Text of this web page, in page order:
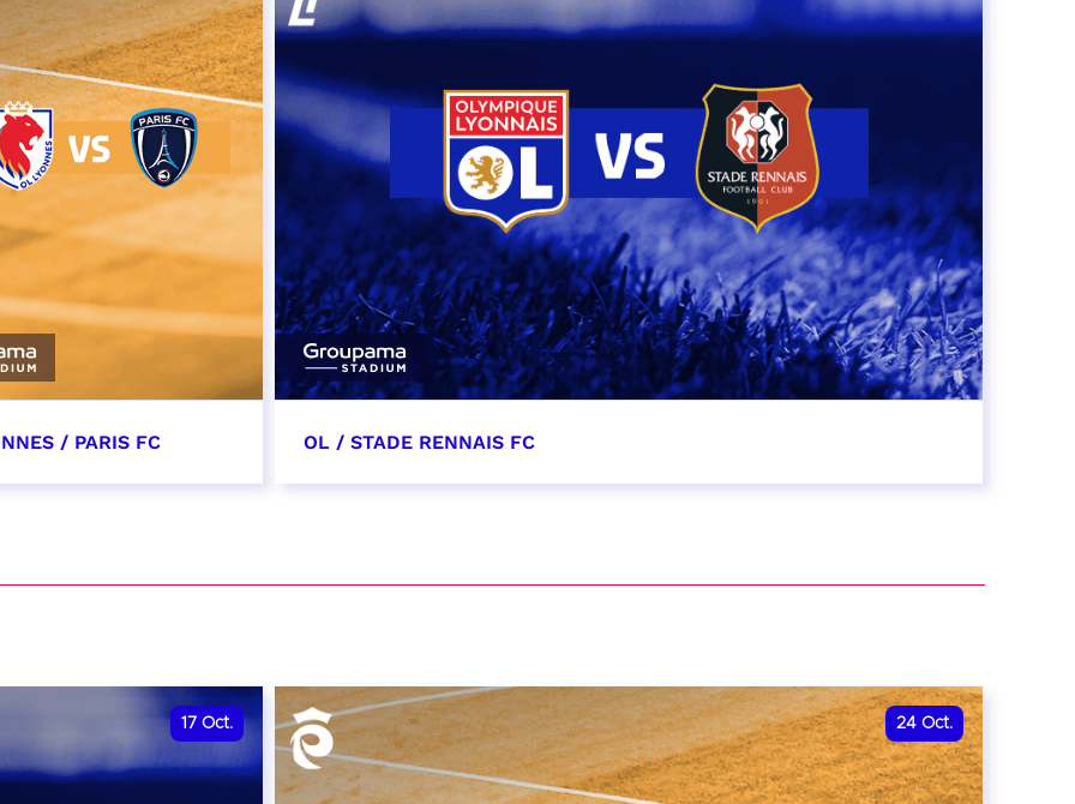
/ PARIS FC OL / STADE RENNAIS FC
RÉSERVER
17 Oct. 24 Oct.